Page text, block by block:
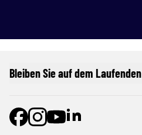
Bleiben Sie auf dem Laufenden